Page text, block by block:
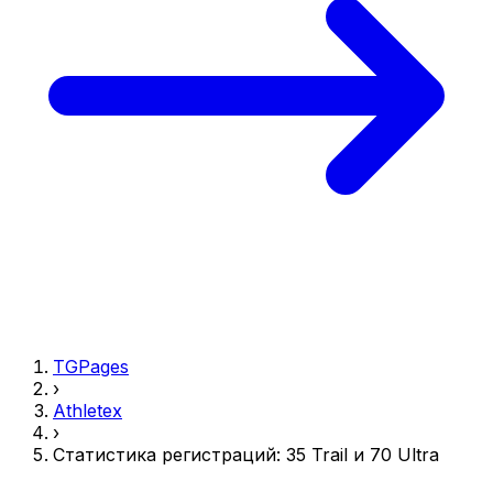
TGPages
›
Athletex
›
Статистика регистраций: 35 Trail и 70 Ultra